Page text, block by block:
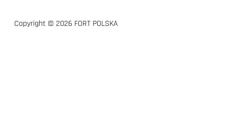
Copyright © 2026 FORT POLSKA